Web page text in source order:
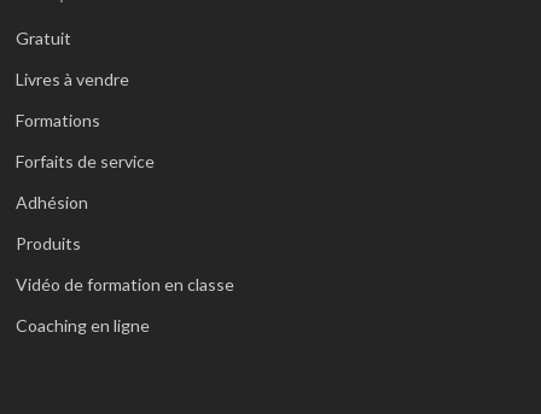
Gratuit
Livres à vendre
Formations
Forfaits de service
Adhésion
Produits
Vidéo de formation en classe
Coaching en ligne